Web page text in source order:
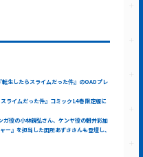
生したらスライムだった件』のOADプレ
ライムだった件』コミック14巻限定版に
ガ役の小林親弘さん、ケンヤ役の朝井彩加
』を担当した田所あずささんも登壇し、